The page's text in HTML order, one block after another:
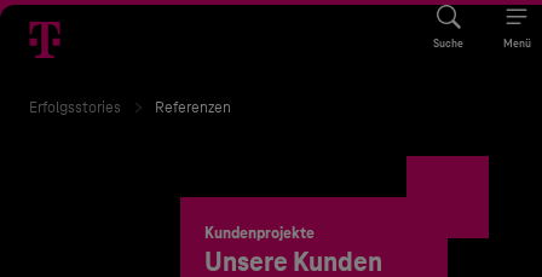
Suche Menü
Erfolgsstories Referenzen
Kundenprojekte
Unsere Kunden